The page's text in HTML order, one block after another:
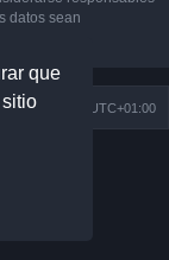
que
datos sean
horarios son UTC+01:00